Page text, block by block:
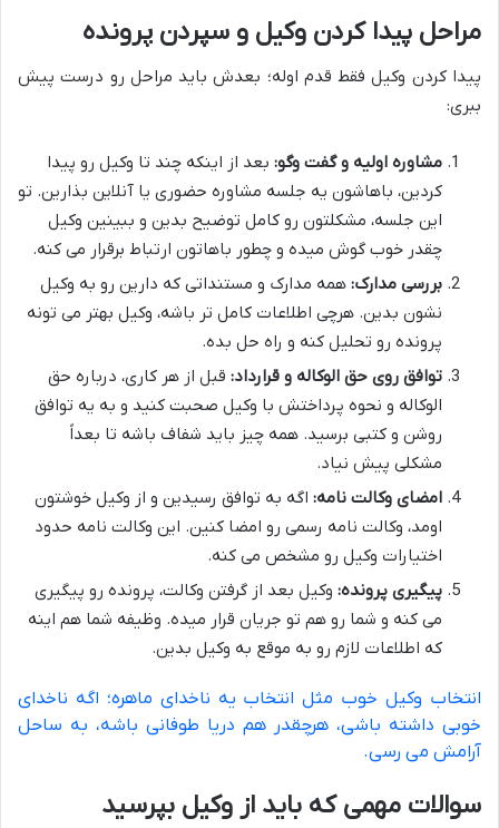
مراحل پیدا کردن وکیل و سپردن پرونده
پیدا کردن وکیل فقط قدم اوله؛ بعدش باید مراحل رو درست پیش
ببری:
مشاوره اولیه و گفت وگو: بعد از اینکه چند تا وکیل رو پیدا
کردین، باهاشون یه جلسه مشاوره حضوری یا آنلاین بذارین. تو
این جلسه، مشکلتون رو کامل توضیح بدین و ببینین وکیل
چقدر خوب گوش میده و چطور باهاتون ارتباط برقرار می کنه.
بررسی مدارک: همه مدارک و مستنداتی که دارین رو به وکیل
نشون بدین. هرچی اطلاعات کامل تر باشه، وکیل بهتر می تونه
پرونده رو تحلیل کنه و راه حل بده.
توافق روی حق الوکاله و قرارداد: قبل از هر کاری، درباره حق
الوکاله و نحوه پرداختش با وکیل صحبت کنید و به یه توافق
روشن و کتبی برسید. همه چیز باید شفاف باشه تا بعداً
مشکلی پیش نیاد.
امضای وکالت نامه: اگه به توافق رسیدین و از وکیل خوشتون
اومد، وکالت نامه رسمی رو امضا کنین. این وکالت نامه حدود
اختیارات وکیل رو مشخص می کنه.
پیگیری پرونده: وکیل بعد از گرفتن وکالت، پرونده رو پیگیری
می کنه و شما رو هم تو جریان قرار میده. وظیفه شما هم اینه
که اطلاعات لازم رو به موقع به وکیل بدین.
انتخاب وکیل خوب مثل انتخاب یه ناخدای ماهره؛ اگه ناخدای
خوبی داشته باشی، هرچقدر هم دریا طوفانی باشه، به ساحل
آرامش می رسی.
سوالات مهمی که باید از وکیل بپرسید